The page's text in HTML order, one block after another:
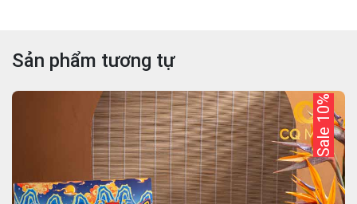
Sản phẩm tương tự
Sale 10%